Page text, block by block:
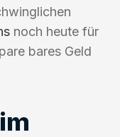
noch heute für
bares Geld